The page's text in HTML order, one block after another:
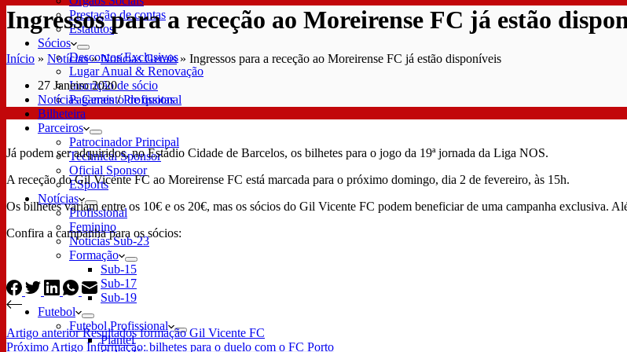
Prestação de contas
Estatutos
Sócios
Descontos Exclusivos
Lugar Anual & Renovação
Inscrição de sócio
Pagamento de quotas
Bilheteira
Parceiros
Patrocinador Principal
Technical Sponsor
Oficial Sponsor
ESports
Notícias
Profissional
Feminino
Notícias Sub-23
Formação
Sub-15
Sub-17
Sub-19
Futebol
Futebol Profissional
Plantel
Ingressos para a receção ao Moreirense FC já estão
Início » Notícias»Notícias Gerais» Ingressos para a receção ao Moreirense FC já estão disponíveis
27 Janeiro 2020
Notícias Gerais/Profissional
Já podem ser adquiridos, no Estádio Cidade de Barcelos, os bilhetes para o jogo da 19ª jornada da Liga NOS.
A receção do Gil Vicente FC ao Moreirense FC está marcada para o próximo domingo, dia 2 de fevereiro, às 15h.
Os bilhetes variam entre os 10€ e os 20€, mas os sócios do Gil Vicente FC podem beneficiar de uma campanha exclusiva.
Confira a campanha para os sócios:
Artigo anteriorResultados formação Gil Vicente FC
Próximo Artigo Informação: bilhetes para o duelo com o FC Porto